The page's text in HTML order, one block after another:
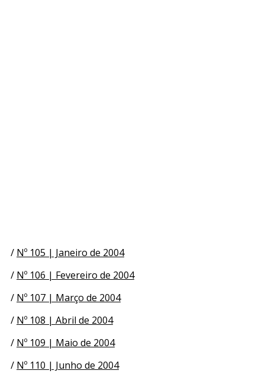
/ Nº 105 | Janeiro de 2004
/ Nº 106 | Fevereiro de 2004
/ Nº 107 | Março de 2004
/ Nº 108 | Abril de 2004
/ Nº 109 | Maio de 2004
/ Nº 110 | Junho de 2004